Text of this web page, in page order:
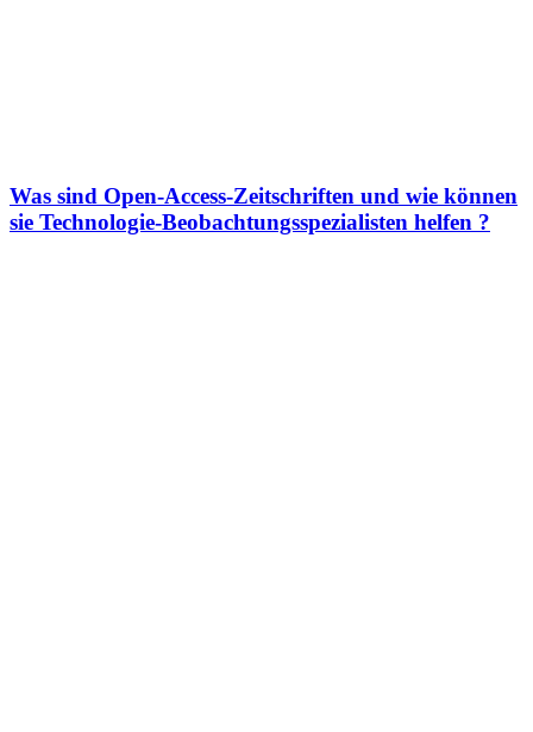
Was sind Open-Access-Zeitschriften und wie können
sie Technologie-Beobachtungsspezialisten helfen ?